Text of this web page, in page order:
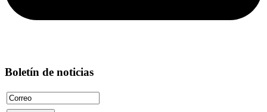
Boletín de noticias